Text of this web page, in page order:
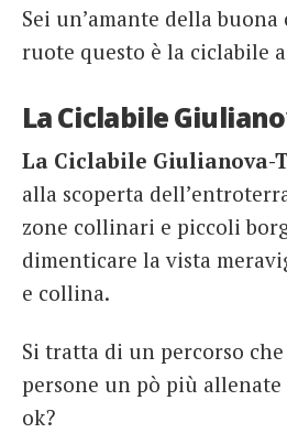
Sei un’amante della
ruote questo è la ciclabile
La Ciclabile
La Ciclabile Giulianova-
alla scoperta
zone collinari e piccoli
dimenticare la vista
e collina.
Si tratta di un percorso
persone un pò più
ok?